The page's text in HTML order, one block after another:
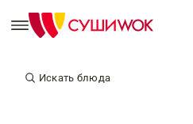
Искать блюда